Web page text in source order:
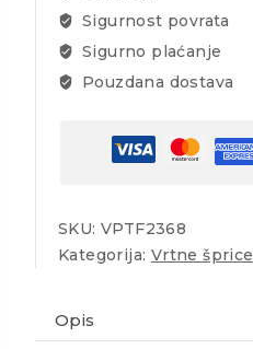
Sigurnost povrata
Sigurno plaćanje
Pouzdana dostava
SKU: VPTF2368
Kategorija: Vrtne šprice
Opis